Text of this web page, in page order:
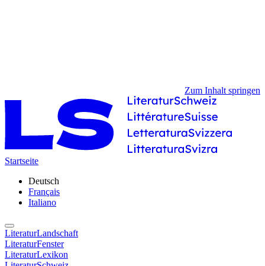
Zum Inhalt springen
Startseite
Deutsch
Français
Italiano
LiteraturLandschaft
LiteraturFenster
LiteraturLexikon